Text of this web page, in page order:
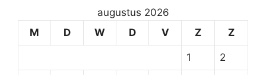
augustus 2026
M
D W D V Z Z
1 2